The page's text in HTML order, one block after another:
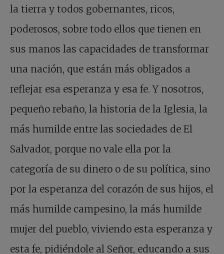
la tierra y todos gobernantes, ricos,
poderosos, sobre todo ellos que tienen en
sus manos las capacidades de transformar
una nación, que están más obligados a
reflejar esa esperanza y esa fe. Y nosotros,
pequeño rebaño, la historia de la Iglesia, la
más humilde entre las sociedades de El
Salvador, porque no vale ella por la
categoría de su dinero o de su política, sino
por la esperanza del corazón de sus hijos, el
más humilde campesino, la más humilde
mujer del pueblo, viviendo esta esperanza y
esta fe, pidiéndole al Señor, educando a sus